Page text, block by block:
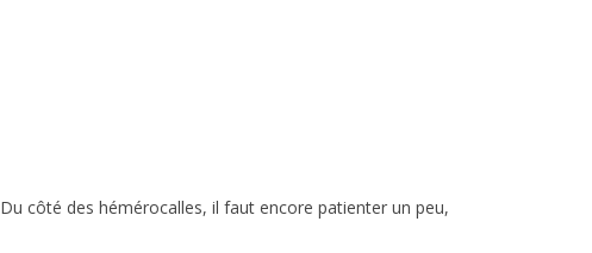
Du côté des hémérocalles, il faut encore patienter un peu,